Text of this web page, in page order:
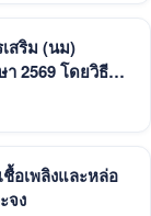
สริม (นม)
2569 โดยวิธี
อเพลิงและหล่อ
จง